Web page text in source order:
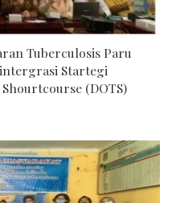
Tuberculosis Paru
Startegi
(DOTS)